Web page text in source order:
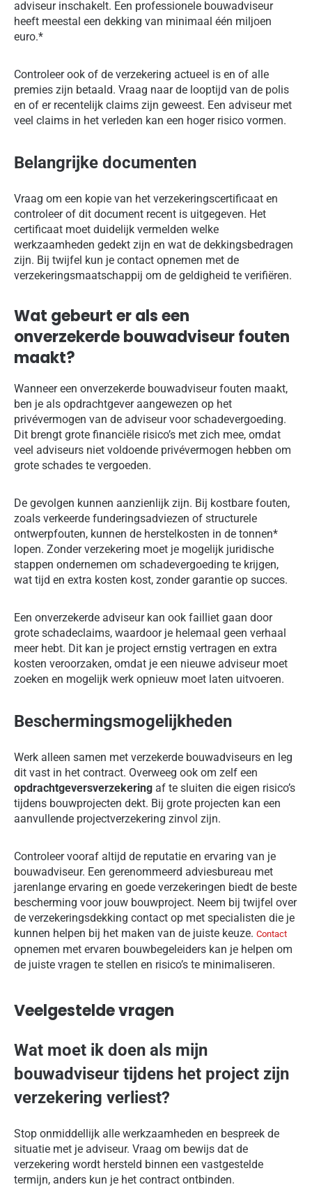
adviseur inschakelt. Een professionele bouwadviseur
heeft meestal een dekking van minimaal één miljoen
euro.*
Controleer ook of de verzekering actueel is en of alle
premies zijn betaald. Vraag naar de looptijd van de polis
en of er recentelijk claims zijn geweest. Een adviseur met
veel claims in het verleden kan een hoger risico vormen.
Belangrijke documenten
Vraag om een kopie van het verzekeringscertificaat en
controleer of dit document recent is uitgegeven. Het
certificaat moet duidelijk vermelden welke
werkzaamheden gedekt zijn en wat de dekkingsbedragen
zijn. Bij twijfel kun je contact opnemen met de
verzekeringsmaatschappij om de geldigheid te verifiëren.
Wat gebeurt er als een
onverzekerde bouwadviseur fouten
maakt?
Wanneer een onverzekerde bouwadviseur fouten maakt,
ben je als opdrachtgever aangewezen op het
privévermogen van de adviseur voor schadevergoeding.
Dit brengt grote financiële risico’s met zich mee, omdat
veel adviseurs niet voldoende privévermogen hebben om
grote schades te vergoeden.
De gevolgen kunnen aanzienlijk zijn. Bij kostbare fouten,
zoals verkeerde funderingsadviezen of structurele
ontwerpfouten, kunnen de herstelkosten in de tonnen*
lopen. Zonder verzekering moet je mogelijk juridische
stappen ondernemen om schadevergoeding te krijgen,
wat tijd en extra kosten kost, zonder garantie op succes.
Een onverzekerde adviseur kan ook failliet gaan door
grote schadeclaims, waardoor je helemaal geen verhaal
meer hebt. Dit kan je project ernstig vertragen en extra
kosten veroorzaken, omdat je een nieuwe adviseur moet
zoeken en mogelijk werk opnieuw moet laten uitvoeren.
Beschermingsmogelijkheden
Werk alleen samen met verzekerde bouwadviseurs en leg
dit vast in het contract. Overweeg ook om zelf een
opdrachtgeversverzekering af te sluiten die eigen risico’s
tijdens bouwprojecten dekt. Bij grote projecten kan een
aanvullende projectverzekering zinvol zijn.
Controleer vooraf altijd de reputatie en ervaring van je
bouwadviseur. Een gerenommeerd adviesbureau met
jarenlange ervaring en goede verzekeringen biedt de beste
bescherming voor jouw bouwproject. Neem bij twijfel over
de verzekeringsdekking contact op met specialisten die je
kunnen helpen bij het maken van de juiste keuze. Contact
opnemen met ervaren bouwbegeleiders kan je helpen om
de juiste vragen te stellen en risico’s te minimaliseren.
Veelgestelde vragen
Wat moet ik doen als mijn
bouwadviseur tijdens het project zijn
verzekering verliest?
Stop onmiddellijk alle werkzaamheden en bespreek de
situatie met je adviseur. Vraag om bewijs dat de
verzekering wordt hersteld binnen een vastgestelde
termijn, anders kun je het contract ontbinden.